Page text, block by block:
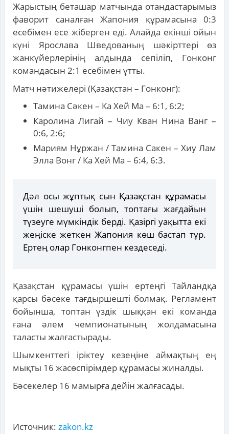
Жарыстың беташар матчында отандастарымыз
фаворит саналған Жапония құрамасына 0:3
есебімен есе жіберген еді. Алайда екінші ойын
күні Ярослава Шведованың шәкірттері өз
жанкүйерлерінің алдында сепіліп, Гонконг
командасын 2:1 есебімен ұтты.
Матч нәтижелері (Қазақстан – Гонконг):
Тамина Сәкен – Ка Хей Ма – 6:1, 6:2;
Каролина Лигай – Чиу Кван Нина Ванг –
0:6, 2:6;
Мариям Нұржан / Тамина Сакен – Хиу Лам
Элла Вонг / Ка Хей Ма – 6:4, 6:3.
Дәл осы жұптық сын Қазақстан құрамасы
үшін шешуші болып, топтағы жағдайын
түзеуге мүмкіндік берді. Қазіргі уақытта екі
жеңіске жеткен Жапония көш бастап тұр.
Ертең олар Гонконгпен кездеседі.
Қазақстан құрамасы үшін ертеңгі Тайландқа
қарсы бәсеке тағдыршешті болмақ. Регламент
бойынша, топтан үздік шыққан екі команда
ғана әлем чемпионатының жолдамасына
таласты жалғастырады.
Шымкенттегі іріктеу кезеңіне аймақтың ең
мықты 16 жасөспірімдер құрамасы жиналды.
Бәсекелер 16 мамырға дейін жалғасады.
Источник: zakon.kz